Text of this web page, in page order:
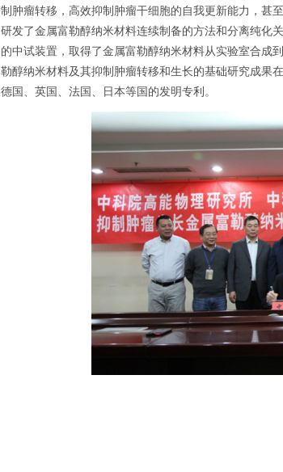
制肿瘤转移，高效抑制肿瘤干细胞的自我更新能力，甚
研发了金属富勒醇纳米材料连续制备的方法和分离纯化
的中试装置，取得了金属富勒醇纳米材料从实验室合成
勒醇纳米材料及其抑制肿瘤转移和生长的基础研究成果
德国、英国、法国、日本等国的发明专利。